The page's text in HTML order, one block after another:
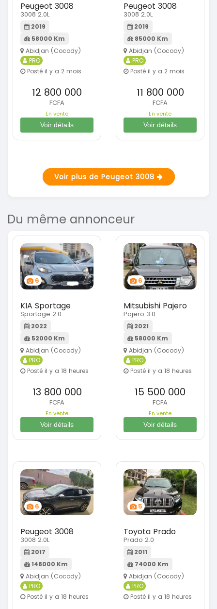
Peugeot 3008
3008 2.0L
2019
58000 Km
Abidjan (Cocody)
PRO
Posté il y a 2 mois
12 800 000
FCFA
En vente
Voir détails
Peugeot 3008
3008 2.0L
2019
85000 Km
Abidjan (Cocody)
PRO
Posté il y a 2 mois
11 800 000
FCFA
En vente
Voir détails
Voir plus de Peugeot 3008
Du même annonceur
6
KIA Sportage
Sportage 2.0
2022
52000 Km
Abidjan (Cocody)
PRO
Posté il y a 18 heures
13 800 000
FCFA
En vente
Voir détails
6
Mitsubishi Pajero
Pajero 3.0
2021
58000 Km
Abidjan (Cocody)
PRO
Posté il y a 18 heures
15 500 000
FCFA
En vente
Voir détails
6
Peugeot 3008
3008 2.0L
2017
148000 Km
Abidjan (Cocody)
PRO
Posté il y a 18 heures
5
Toyota Prado
Prado 2.0
2011
74000 Km
Abidjan (Cocody)
PRO
Posté il y a 18 heures